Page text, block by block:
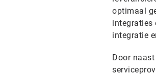
optimaal
integraties
integratie
Door